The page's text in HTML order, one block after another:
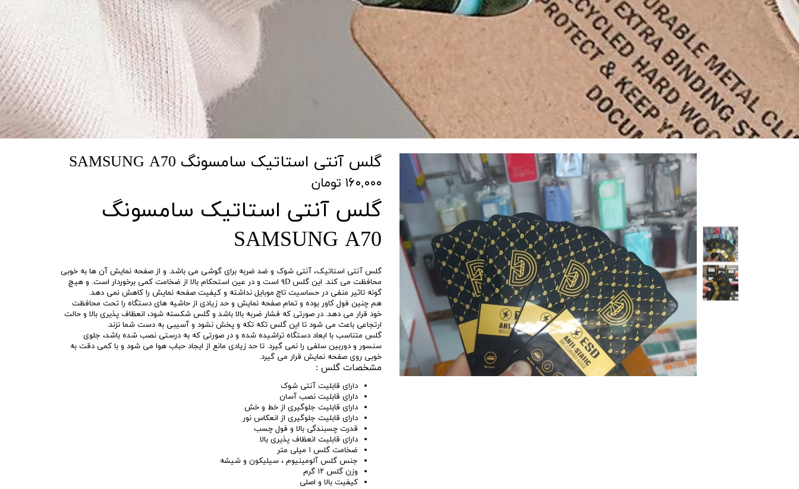
گلس آنتی استاتیک سامسونگ SAMSUNG A70
۱۶۰,۰۰۰ تومان
گلس آنتی استاتیک سامسونگ
SAMSUNG A70
گلس آنتی استاتیک، آنتی شوک و ضد ضربه برای گوشی می باشد. و از صفحه نمایش آن ها به خوبی
محافظت می کند. این گلس ۹D است و در عین استحکام بالا از ضخامت کمی برخوردار است. و هیچ
گونه تاثیر منفی در حساسیت تاچ موبایل نداشته و کیفیت صفحه نمایش را کاهش نمی دهد.
هم چنین فول کاور بوده و تمام صفحه نمایش و حد زیادی از حاشیه های دستگاه را تحت محافظت
خود قرار می دهد. در صورتی که فشار ضربه بالا باشد و گلس شکسته شود، انعظاف پذیری بالا و حالت
ارتجاعی باعث می شود تا این گلس تکه تکه و پخش نشود و آسیبی به دست شما نزند.
گلس متناسب با ابعاد دستگاه تراشیده شده و در صورتی که به درستی نصب شده باشد، جلوی
سنسور و دوربین سلفی را نمی گیرد. تا حد زیادی مانع از ایجاد حباب هوا می شود و با کمی دقت به
خوبی روی صفحه نمایش قرار می گیرد.
مشخصات گلس :
دارای قابلیت آنتی شوک
دارای قابلیت نصب آسان
دارای قابلیت جلوگیری از خط و خش
دارای قابلیت جلوگیری از انعکاس نور
قدرت چسبندگی بالا و فول چسب
دارای قابلیت انعظاف پذیری بالا
ضخامت گلس ۱ میلی متر
جنس گلس آلومینیوم ، سیلیکون و شیشه
وزن گلس ۱۲ گرم
کیفیت بالا و اصلی